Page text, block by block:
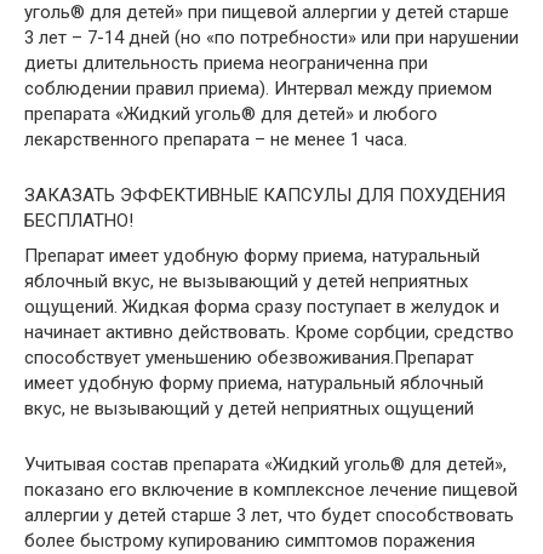
уголь® для детей» при пищевой аллергии у детей старше
3 лет – 7-14 дней (но «по потребности» или при нарушении
диеты длительность приема неограниченна при
соблюдении правил приема). Интервал между приемом
препарата «Жидкий уголь® для детей» и любого
лекарственного препарата – не менее 1 часа.
ЗАКАЗАТЬ ЭФФЕКТИВНЫЕ КАПСУЛЫ ДЛЯ ПОХУДЕНИЯ
БЕСПЛАТНО!
Препарат имеет удобную форму приема, натуральный
яблочный вкус, не вызывающий у детей неприятных
ощущений. Жидкая форма сразу поступает в желудок и
начинает активно действовать. Кроме сорбции, средство
способствует уменьшению обезвоживания.Препарат
имеет удобную форму приема, натуральный яблочный
вкус, не вызывающий у детей неприятных ощущений
Учитывая состав препарата «Жидкий уголь® для детей»,
показано его включение в комплексное лечение пищевой
аллергии у детей старше 3 лет, что будет способствовать
более быстрому купированию симптомов поражения